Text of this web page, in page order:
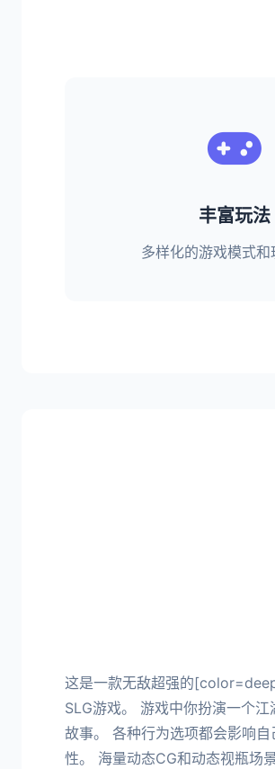
丰富玩法
多样化的游戏模式和
这是一款无敌超强的
SLG游戏。 游戏中你扮演一个
故事。 各种行为选项都会影响
性。 海量动态CG和动态视瓶场